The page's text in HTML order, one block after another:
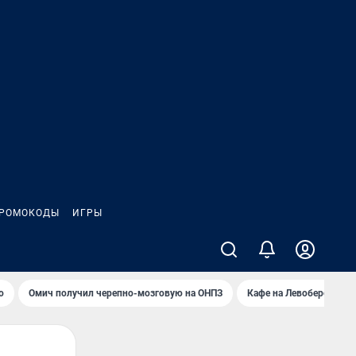
ИГРЫ
Омич получил черепно-мозговую на ОНПЗ Кафе на Левобережье